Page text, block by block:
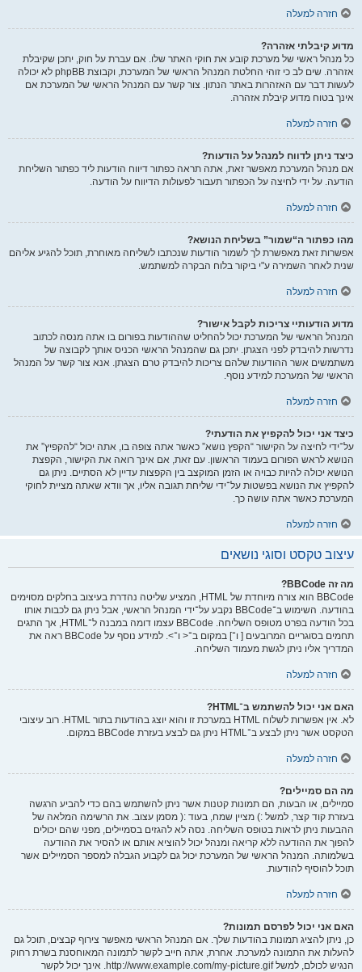
חזרה למעלה
מדוע קיבלתי אזהרה?
כל מנהל ראשי של מערכת קובע את חוקי האתר שלו. אם עברת על חוק, יתכן שקיבלת
אזהרה. שים לב כי זוהי החלטת המנהל הראשי של המערכת, וקבוצת phpBB לא יכולה
לעשות דבר עם האזהרות באתר הנתון. צור קשר עם המנהל הראשי של המערכת אם
אינך בטוח מדוע קיבלת אזהרה.
חזרה למעלה
כיצד ניתן לדווח למנהל על הודעות?
אם מנהל המערכת מאפשר זאת, אתה תראה כפתור דיווח הודעות ליד כפתור השליחת
הודעה. על ידי לחיצה על הכפתור תעבור לפעולות הדיווח על הודעה.
חזרה למעלה
מהו כפתור ה“שמור” בשליחת הנושא?
אפשרות זאת מאפשרת לך לשמור הודעות שנכתבו לשליחה מאוחרת, תוכל להגיע אליהם
שנית לאחר השמירה ע"י ביקור בלוח הבקרה למשתמש.
חזרה למעלה
מדוע הודעותיי צריכות לקבל אישור?
המנהל הראשי של המערכת יכול להחליט שההודעות בפורום בו אתה מנסה לכתוב
נדרשות להיבדק לפני הצגתן. יתכן גם שהמנהל הראשי הכניס אותך לקבוצה של
משתמשים אשר ההודעות שלהם צריכות להיבדק טרם הצגתן. אנא צור קשר על המנהל
הראשי של המערכת למידע נוסף.
חזרה למעלה
כיצד אני יכול להקפיץ את הודעתי?
על־ידי לחיצה על הקישור “הקפץ נושא” כאשר אתה צופה בו, אתה יכול “להקפיץ” את
הנושא לראש הפורום בעמוד הראשון. עם זאת, אם אינך רואה את הקישור, הקפצת
הנושא יכולה להיות כבויה או הזמן המוקצב בין הקפצות עדיין לא הסתיים. ניתן גם
להקפיץ את הנושא בפשטות על־ידי שליחת תגובה אליו, אך וודא שאתה מציית לחוקי
המערכת כאשר אתה עושה כך.
חזרה למעלה
עיצוב טקסט וסוגי נושאים
מה זה BBCode?
BBCode הוא צורה מיוחדת של HTML, המציע שליטה נהדרת בעיצוב בחלקים מסוימים
בהודעה. השימוש ב־BBCode נקבע על־ידי המנהל הראשי, אבל ניתן גם לכבות אותו
בכל הודעה בפרט מטופס השליחה. BBCode עצמו דומה במבנה ל־HTML, אך התגים
תחמים בסוגריים המרובעים [ ו־] במקום ב־< ו־>. למידע נוסף על BBCode ראה את
המדריך אליו ניתן לגשת מעמוד השליחה.
חזרה למעלה
האם אני יכול להשתמש ב־HTML?
לא. אין אפשרות לשלוח HTML במערכת זו והוא יוצג בהודעות בתור HTML. רוב עיצובי
הטקסט אשר ניתן לבצע ב־HTML ניתן גם לבצע בעזרת BBCode במקום.
חזרה למעלה
מה הם סמיילים?
סמיילים, או הבעות, הם תמונות קטנות אשר ניתן להשתמש בהם כדי להביע הרגשה
בעזרת קוד קצר, למשל :) מציין שמח, בעוד :( מסמן עצוב. את הרשימה המלאה של
ההבעות ניתן לראות בטופס השליחה. נסה לא להגזים בסמיילים, מפני שהם יכולים
להפוך את ההודעה ללא קריאה ומנהל יכול להוציא אותם או להסיר את ההודעה
בשלמותה. המנהל הראשי של המערכת יכול גם לקבוע הגבלה למספר הסמיילים אשר
תוכל להוסיף להודעות.
חזרה למעלה
האם אני יכול לפרסם תמונות?
כן, ניתן להציג תמונות בהודעות שלך. אם המנהל הראשי מאפשר צירוף קבצים, תוכל גם
להעלות את התמונה למערכת. אחרת, אתה חייב לקשר לתמונה המאוחסנת בשרת רחוק
הנגיש לכולם, למשל http://www.example.com/my-picture.gif. אינך יכול לקשר